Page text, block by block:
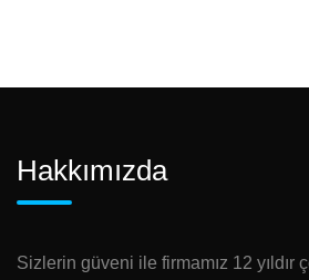
Hakkımızda
Sizlerin güveni ile firmamız 12 yıldır